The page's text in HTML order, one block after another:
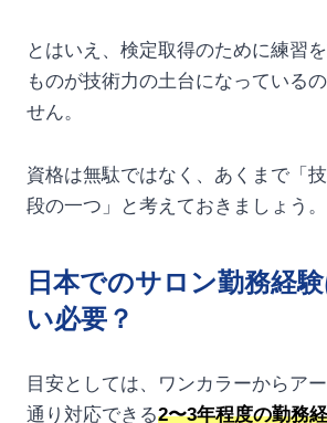
とはいえ、検定取得のために練習
ものが技術力の土台になっている
せん。
資格は無駄ではなく、あくまで「
段の一つ」と考えておきましょう。
日本でのサロン勤務経
い必要？
目安としては、ワンカラーからア
通り対応できる2〜3年程度の勤務